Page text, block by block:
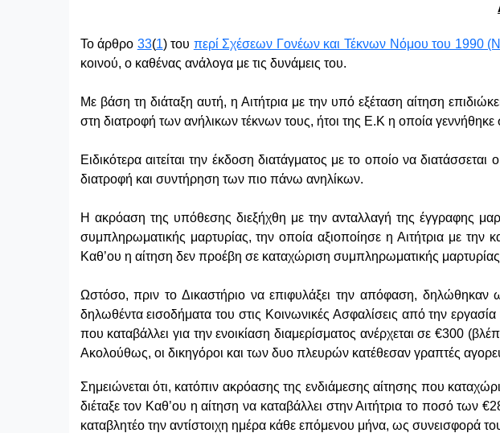
Το άρθρο 33(1) του περί Σχέσεων Γονέων και Τέκνων Νόμου του 1990
κοινού, ο καθένας ανάλογα με τις δυνάμεις του.
Με βάση τη διάταξη αυτή, η Αιτήτρια με την υπό εξέταση αίτηση
στη διατροφή των ανήλικων τέκνων τους, ήτοι της Ε.Κ η οποία γεννήθηκε
Ειδικότερα αιτείται την έκδοση διατάγματος με το οποίο να
διατροφή και συντήρηση των πιο πάνω ανηλίκων.
Η ακρόαση της υπόθεσης διεξήχθη με την ανταλλαγή της έγγραφης
συμπληρωματικής μαρτυρίας, την οποία αξιοποίησε η Αιτήτρια με
Καθ’ου η αίτηση δεν προέβη σε καταχώριση συμπληρωματικής
Ωστόσο, πριν το Δικαστήριο να επιφυλάξει την απόφαση,
δηλωθέντα εισοδήματα του στις Κοινωνικές Ασφαλίσεις από την εργασία
που καταβάλλει για την ενοικίαση διαμερίσματος ανέρχεται σε €300
Ακολούθως, οι δικηγόροι και των δυο πλευρών κατέθεσαν γραπτές
Σημειώνεται ότι, κατόπιν ακρόασης της ενδιάμεσης αίτησης που
διέταξε τον Καθ’ου η αίτηση να καταβάλλει στην Αιτήτρια το ποσό των
καταβλητέο την αντίστοιχη ημέρα κάθε επόμενου μήνα, ως συνεισφορά